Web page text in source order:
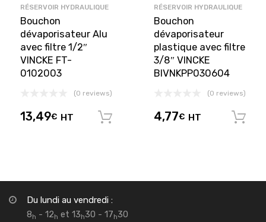
RÉSERVOIR HYDRAULIQUE
Bouchon
dévaporisateur Alu
avec filtre 1/2″
VINCKE FT-
0102003
(0 reviews)
13,49€ HT Ajouter au panier
RÉSERVOIR HYDRAULIQUE
Bouchon
dévaporisateur
plastique avec filtre
3/8″ VINCKE
BIVNKPP030604
(0 reviews)
4,77€ HT
Du lundi au vendredi :
8h - 12h et 13h30 - 17h30